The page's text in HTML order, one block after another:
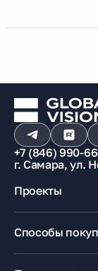
+7 (846) 990-
г. Самара, ул.
Проекты
Способы